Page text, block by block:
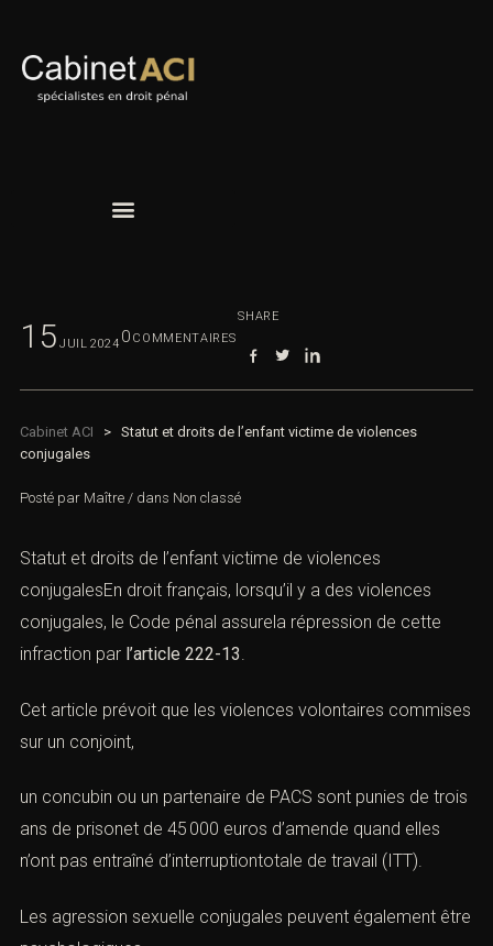
15 JUIL 2024 0 COMMENTAIRES
SHARE
Cabinet ACI > Statut et droits de l’enfant victime de violences
conjugales
Posté par Maître / dans Non classé
Statut et droits de l’enfant victime de violences
conjugalesEn droit français, lorsqu’il y a des violences
conjugales, le Code pénal assurela répression de cette
infraction par l’article 222-13.
Cet article prévoit que les violences volontaires commises
sur un conjoint,
un concubin ou un partenaire de PACS sont punies de trois
ans de prisonet de 45 000 euros d’amende quand elles
n’ont pas entraîné d’interruptiontotale de travail (ITT).
Les agression sexuelle conjugales peuvent également être